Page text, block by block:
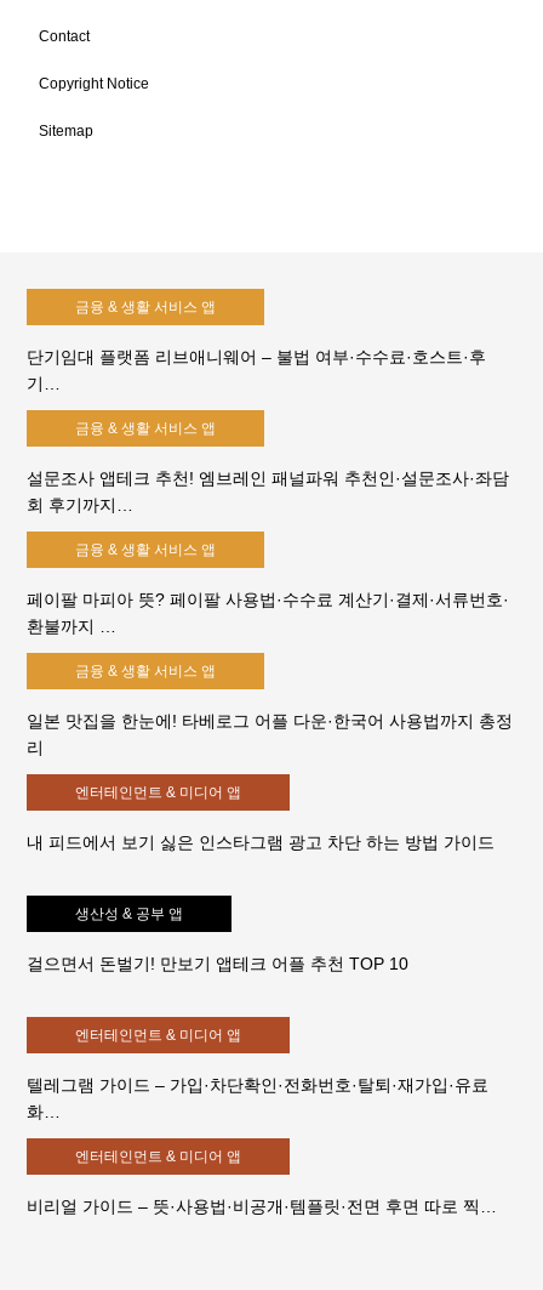
Contact
Copyright Notice
Sitemap
금융 & 생활 서비스 앱
단기임대 플랫폼 리브애니웨어 – 불법 여부·수수료·호스트·후
기…
금융 & 생활 서비스 앱
설문조사 앱테크 추천! 엠브레인 패널파워 추천인·설문조사·좌담
회 후기까지…
금융 & 생활 서비스 앱
페이팔 마피아 뜻? 페이팔 사용법·수수료 계산기·결제·서류번호·
환불까지 …
금융 & 생활 서비스 앱
일본 맛집을 한눈에! 타베로그 어플 다운·한국어 사용법까지 총정
리
엔터테인먼트 & 미디어 앱
내 피드에서 보기 싫은 인스타그램 광고 차단 하는 방법 가이드
생산성 & 공부 앱
걸으면서 돈벌기! 만보기 앱테크 어플 추천 TOP 10
엔터테인먼트 & 미디어 앱
텔레그램 가이드 – 가입·차단확인·전화번호·탈퇴·재가입·유료
화…
엔터테인먼트 & 미디어 앱
비리얼 가이드 – 뜻·사용법·비공개·템플릿·전면 후면 따로 찍…